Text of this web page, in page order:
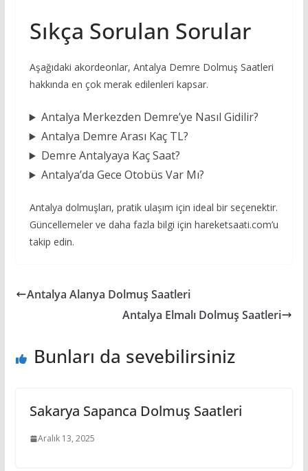
Sıkça Sorulan Sorular
Aşağıdaki akordeonlar, Antalya Demre Dolmuş Saatleri
hakkında en çok merak edilenleri kapsar.
Antalya Merkezden Demre’ye Nasıl Gidilir?
Antalya Demre Arası Kaç TL?
Demre Antalyaya Kaç Saat?
Antalya’da Gece Otobüs Var Mı?
Antalya dolmuşları, pratik ulaşım için ideal bir seçenektir.
Güncellemeler ve daha fazla bilgi için hareketsaati.com’u
takip edin.
Antalya Alanya Dolmuş Saatleri
Antalya Elmalı Dolmuş Saatleri
Bunları da sevebilirsiniz
Sakarya Sapanca Dolmuş Saatleri
Aralık 13, 2025